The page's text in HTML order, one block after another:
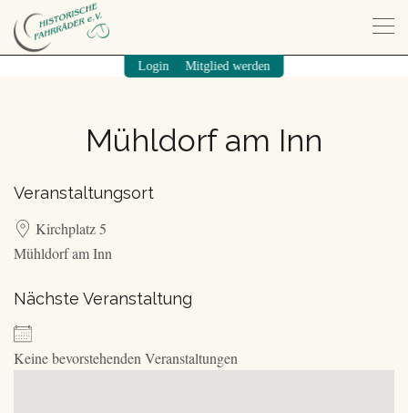
Login/Mitglied werden
Mühldorf am Inn
Veranstaltungsort
Kirchplatz 5
Mühldorf am Inn
Nächste Veranstaltung
Keine bevorstehenden Veranstaltungen